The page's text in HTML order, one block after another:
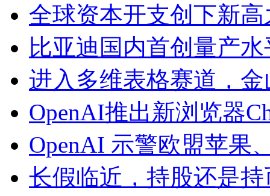
全球资本开支创下新
比亚迪国内首创量产
进入多维表格赛道，
OpenAI推出新浏览器
OpenAI 示警欧盟苹果
长假临近，持股还是